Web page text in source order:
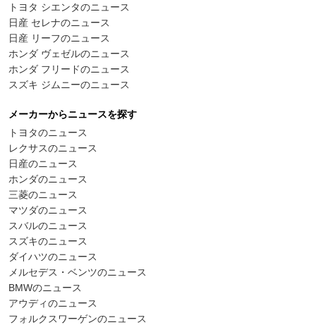
トヨタ シエンタのニュース
日産 セレナのニュース
日産 リーフのニュース
ホンダ ヴェゼルのニュース
ホンダ フリードのニュース
スズキ ジムニーのニュース
メーカーからニュースを探す
トヨタのニュース
レクサスのニュース
日産のニュース
ホンダのニュース
三菱のニュース
マツダのニュース
スバルのニュース
スズキのニュース
ダイハツのニュース
メルセデス・ベンツのニュース
BMWのニュース
アウディのニュース
フォルクスワーゲンのニュース